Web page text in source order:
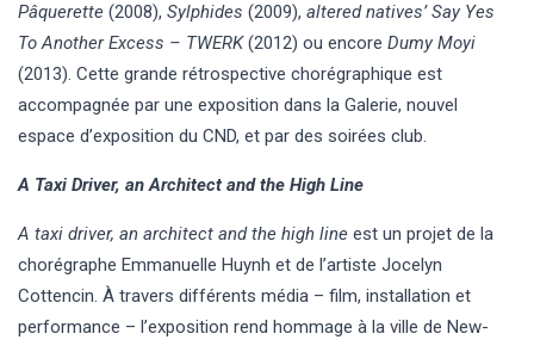
Pâquerette (2008), Sylphides (2009), altered natives’ Say Yes
To Another Excess – TWERK(2012) ou encore Dumy Moyi
(2013). Cette grande rétrospective chorégraphique est
accompagnée par une exposition dans la Galerie, nouvel
espace d’exposition du CND, et par des soirées club.
A Taxi Driver, an Architect and the High Line
A taxi driver, an architect and the high line est un projet de la
chorégraphe Emmanuelle Huynh et de l’artiste Jocelyn
Cottencin. À travers différents média – film, installation et
performance – l’exposition rend hommage à la ville de New-